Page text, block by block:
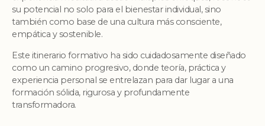
su potencial no solo para el bienestar individual, sino
también como base de una cultura más consciente,
empática y sostenible.
Este itinerario formativo ha sido cuidadosamente diseñado
como un camino progresivo, donde teoría, práctica y
experiencia personal se entrelazan para dar lugar a una
formación sólida, rigurosa y profundamente
transformadora.